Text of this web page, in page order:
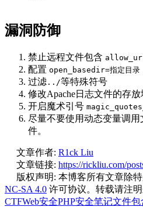
漏洞防御
禁止远程文件包含
配置 open_basedir=指定目录
过滤 ../等特殊符号
修改Apache日志文件的存放
开启魔术引号
尽量不要使用动态变量调
件。
文章作者: R1ck Liu
文章链接: https://rickliu.com/
版权声明: 本博客所有文章除
NC-SA 4.0 许可协议。转载请注
CTFWeb安全PHP安全笔记文件包